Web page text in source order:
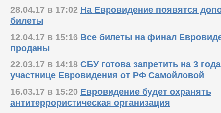
28.04.17 в 17:02 На Евровидение появятся
билеты
12.04.17 в 15:16 Все билеты на финал
проданы
22.03.17 в 14:18 СБУ готова запретить на 3
участнице Евровидения от РФ Самойловой
16.03.17 в 15:20 Евровидение будет охранять
антитеррористическая организация